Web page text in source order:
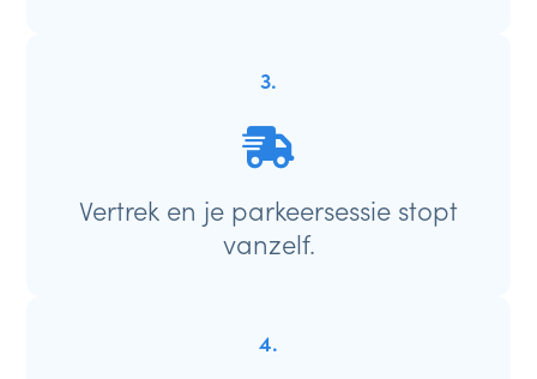
3.
Vertrek en je parkeersessie stopt
vanzelf.
4.